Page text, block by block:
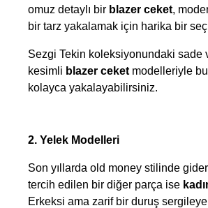
omuz detaylı bir blazer ceket,
bir tarz yakalamak için harika bir
Sezgi Tekin koleksiyonundaki sade
kesimli blazer ceket modelleriyle bu
kolayca yakalayabilirsiniz.
2. Yelek Modelleri
Son yıllarda old money stilinde
tercih edilen bir diğer parça ise
Erkeksi ama zarif bir duruş